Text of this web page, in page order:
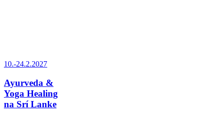
10.-24.2.2027
Ayurveda &
Yoga Healing
na Srí Lanke